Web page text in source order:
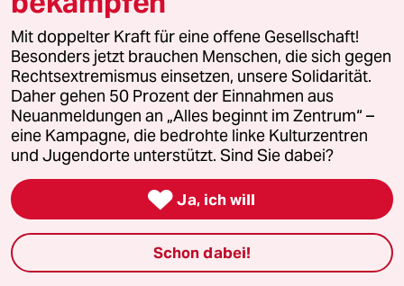
Messlatte ihm nennt. Kinder sind so. Alle. In der
Zeit ist es gut, wenn Eltern wissen: 'Das wird
schon werden. Das wächst sich (meistens) aus.'
Tja, und wenn nicht, dann kann das Kind ja
immer noch US-Präsident werden.
mowgli
02.12.2016 10:56 Uhr
@mowgli:
Sorry, werteR NEUBAU. Der
Kommentar sollte eigentlich an Sie
Mit doppelter Kraft für eine offene Gesellschaft!
Besonders jetzt brauchen Menschen, die sich gegen
Rechtsextremismus einsetzen, unsere Solidarität.
Daher gehen 50 Prozent der Einnahmen aus
Neuanmeldungen an „Alles beginnt im Zentrum“ –
eine Kampagne, die bedrohte linke Kulturzentren
und Jugendorte unterstützt. Sind Sie dabei?
 Ja, ich will
Schon dabei!